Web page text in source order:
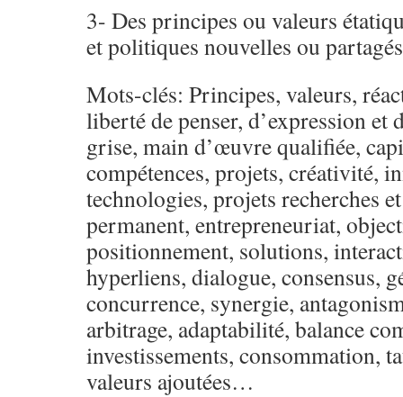
3- Des principes ou valeurs
et politiques nouvelles ou
Mots-clés: Principes, valeurs,
liberté de penser, d’expression et
grise, main d’œuvre qualifiée,
compétences, projets, créativité,
technologies, projets recherches
permanent, entrepreneuriat,
positionnement, solutions,
hyperliens, dialogue, consensus,
concurrence, synergie,
arbitrage, adaptabilité, balance
investissements, consommation,
valeurs ajoutées…